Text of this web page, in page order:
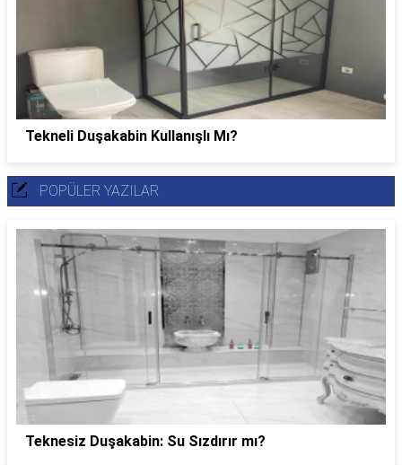
Tekneli Duşakabin Kullanışlı Mı?
POPÜLER YAZILAR
Teknesiz Duşakabin: Su Sızdırır mı?